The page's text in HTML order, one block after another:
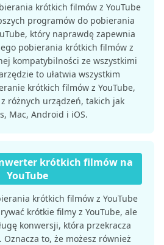
krótkich filmów z YouTube
programów do pobierania
który naprawdę zapewnia
pobierania krótkich filmów z
kompatybilności ze wszystkimi
to ułatwia wszystkim
krótkich filmów z YouTube,
różnych urządzeń, takich jak
Mac, Android i iOS.
krótkich filmów na
YouTube
krótkich filmów z YouTube
krótkie filmy z YouTube, ale
konwersji, która przekracza
Oznacza to, że możesz również